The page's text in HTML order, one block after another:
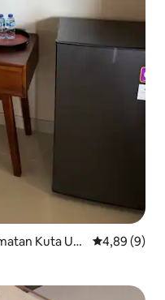
Kuta Uta
Средна
4,89 (9)